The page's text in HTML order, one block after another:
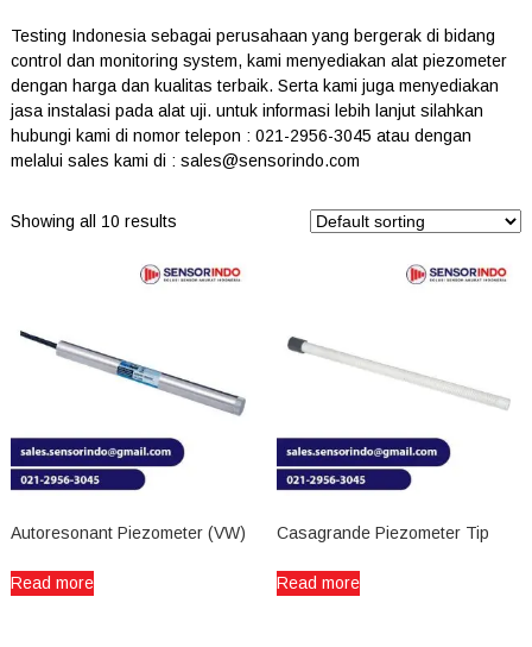
Testing Indonesia sebagai perusahaan yang bergerak di bidang
control dan monitoring system, kami menyediakan alat piezometer
dengan harga dan kualitas terbaik. Serta kami juga menyediakan
jasa instalasi pada alat uji. untuk informasi lebih lanjut silahkan
hubungi kami di nomor telepon : 021-2956-3045 atau dengan
melalui sales kami di : sales@sensorindo.com
Showing all 10 results
Autoresonant Piezometer (VW)
Read more
Casagrande Piezometer Tip
Read more